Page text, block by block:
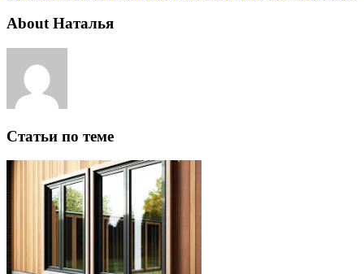
About Наталья
Статьи по теме